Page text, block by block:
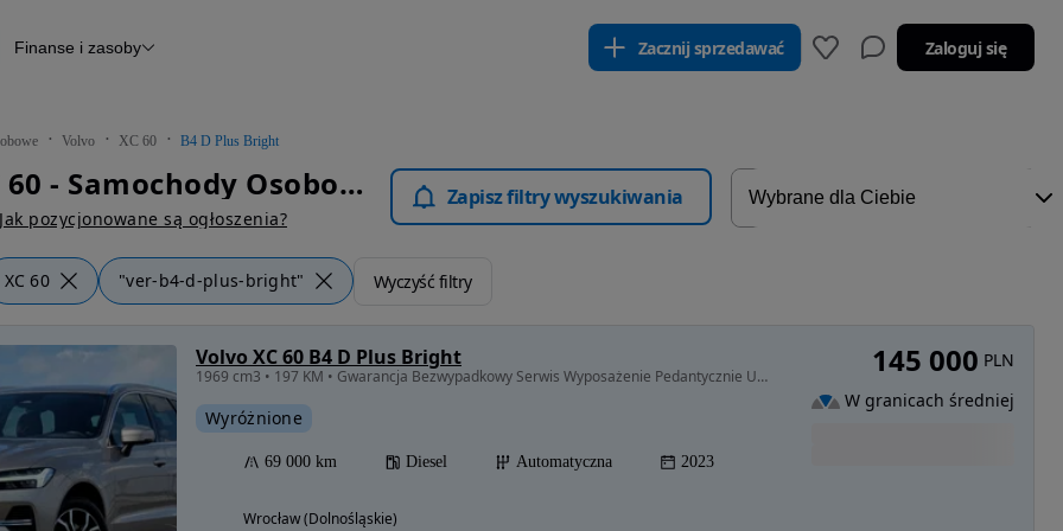
Raport z inspekcji
Otomoto News
Finanse i zasoby Zacznij sprzedawać Zaloguj się
Volvo XC 60 B4 D Plus Bright
Volvo XC 60 - Samochody Osobowe
Jak pozycjonowane są ogłoszenia?
Zapisz filtry wyszukiwania
XC 60 "ver-b4-d-plus-bright" Wyczyść filtry
Volvo XC 60 B4 D Plus Bright
1969 cm3 • 197 KM • Gwarancja Bezwypadkowy Serwis Wyposażenie Pedantycznie Utrzymany
Wyróżnione
69 000 km Diesel Automatyczna 2023
Wrocław (Dolnośląskie)
145 000 PLN
W granicach średniej